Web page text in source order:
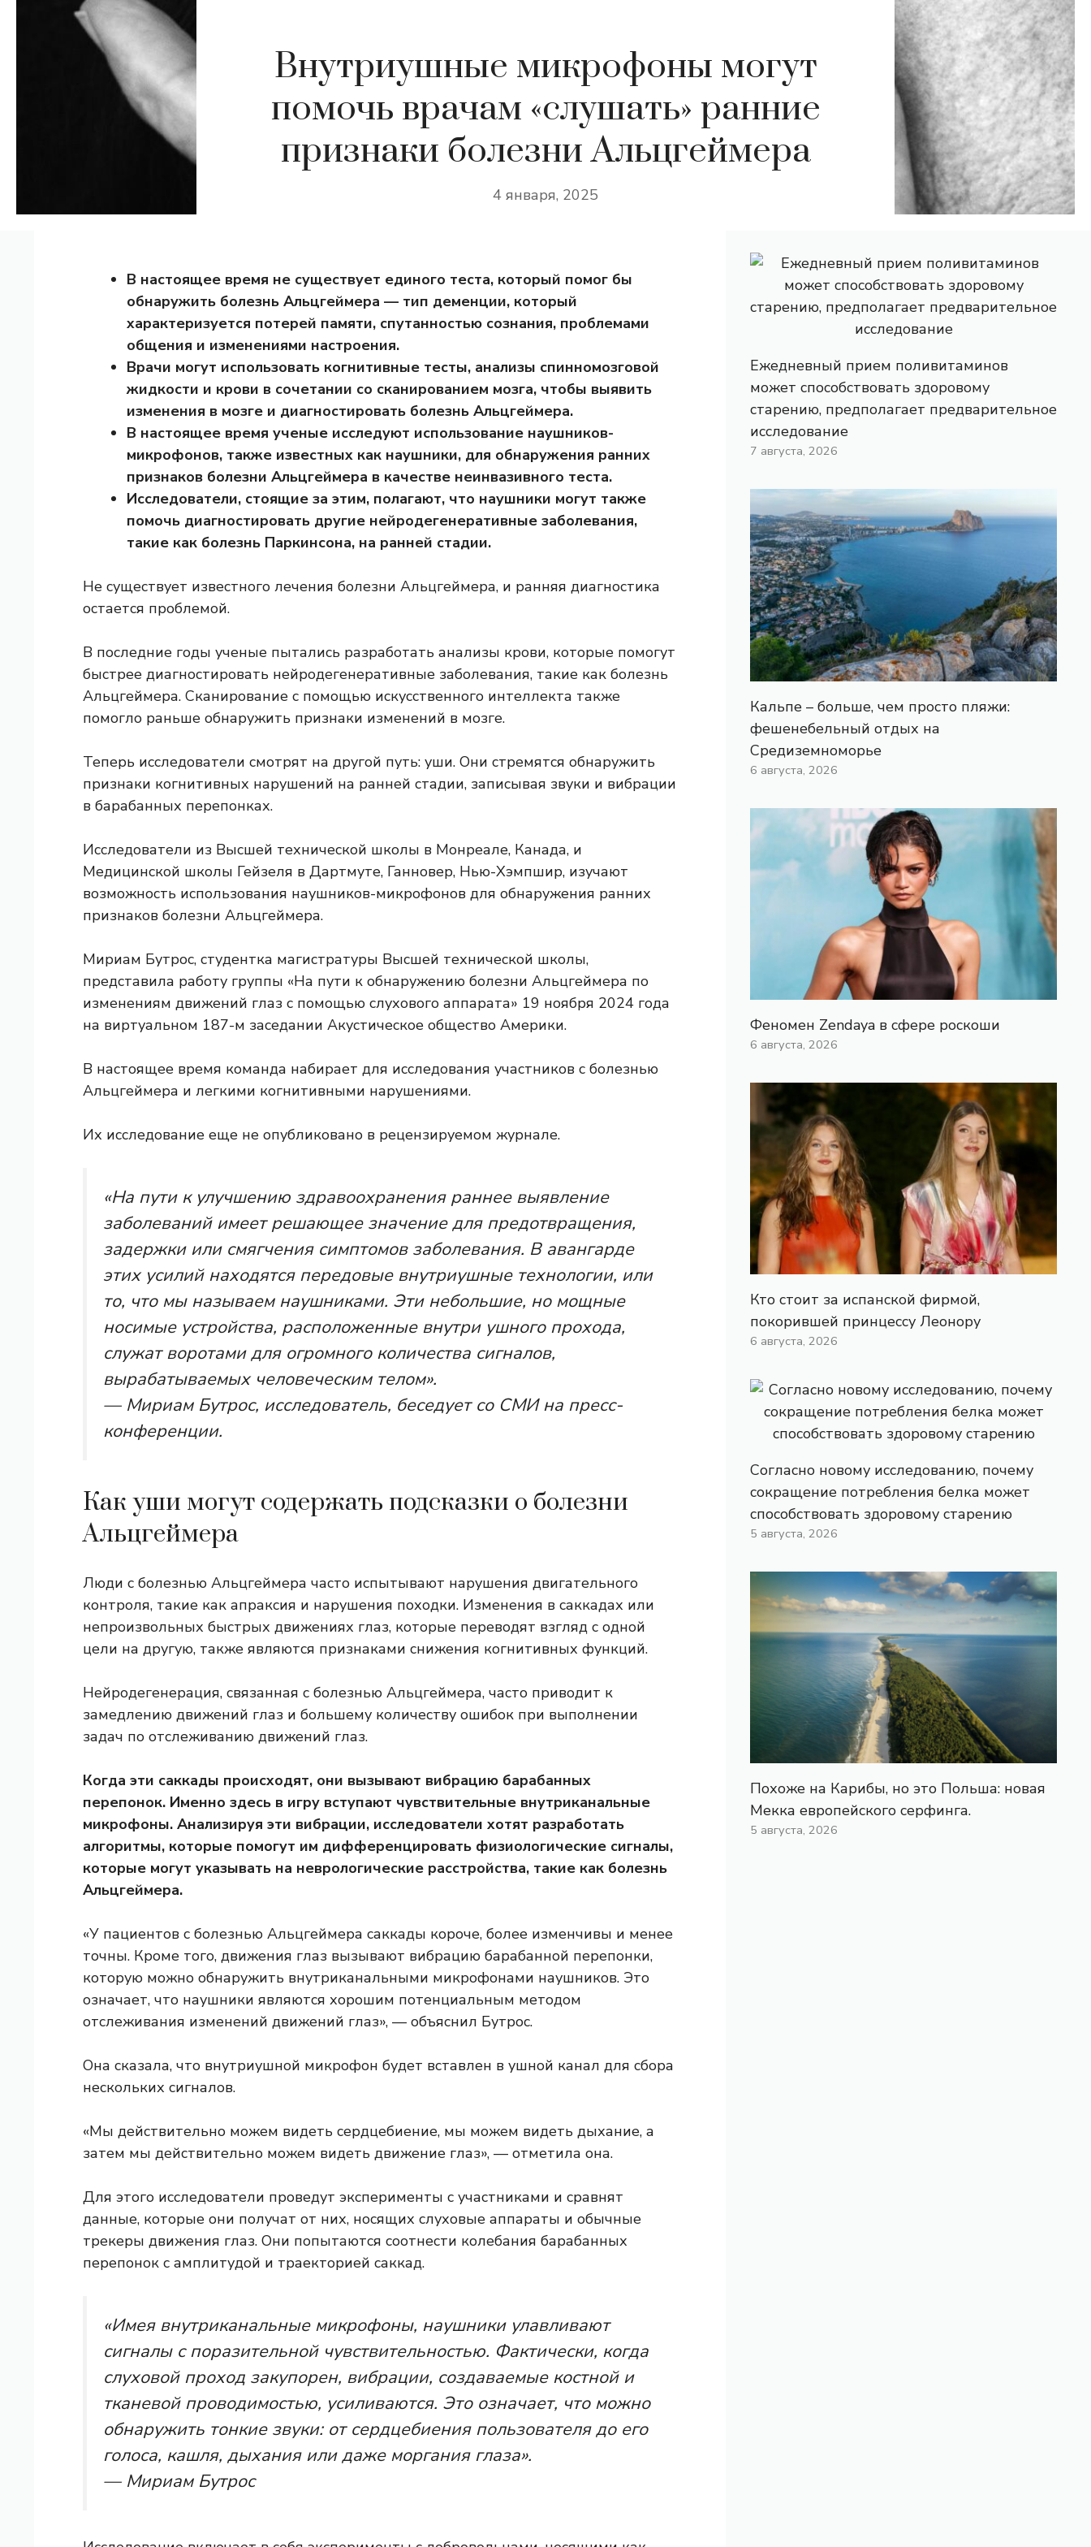
Внутриушные микрофоны могут
помочь врачам «слушать» ранние
признаки болезни Альцгеймера
4 января, 2025
В настоящее время не существует единого теста, который помог бы
обнаружить болезнь Альцгеймера — тип деменции, который
характеризуется потерей памяти, спутанностью сознания, проблемами
общения и изменениями настроения.
Врачи могут использовать когнитивные тесты, анализы спинномозговой
жидкости и крови в сочетании со сканированием мозга, чтобы выявить
изменения в мозге и диагностировать болезнь Альцгеймера.
В настоящее время ученые исследуют использование наушников-
микрофонов, также известных как наушники, для обнаружения ранних
признаков болезни Альцгеймера в качестве неинвазивного теста.
Исследователи, стоящие за этим, полагают, что наушники могут также
помочь диагностировать другие нейродегенеративные заболевания,
такие как болезнь Паркинсона, на ранней стадии.
Не существует известного лечения болезни Альцгеймера, и ранняя диагностика
остается проблемой.
В последние годы ученые пытались разработать анализы крови, которые помогут
быстрее диагностировать нейродегенеративные заболевания, такие как болезнь
Альцгеймера. Сканирование с помощью искусственного интеллекта также
помогло раньше обнаружить признаки изменений в мозге.
Теперь исследователи смотрят на другой путь: уши. Они стремятся обнаружить
признаки когнитивных нарушений на ранней стадии, записывая звуки и вибрации
в барабанных перепонках.
Исследователи из Высшей технической школы в Монреале, Канада, и
Медицинской школы Гейзеля в Дартмуте, Ганновер, Нью-Хэмпшир, изучают
возможность использования наушников-микрофонов для обнаружения ранних
признаков болезни Альцгеймера.
Мириам Бутрос, студентка магистратуры Высшей технической школы,
представила работу группы «На пути к обнаружению болезни Альцгеймера по
изменениям движений глаз с помощью слухового аппарата» 19 ноября 2024 года
на виртуальном 187-м заседании Акустическое общество Америки.
В настоящее время команда набирает для исследования участников с болезнью
Альцгеймера и легкими когнитивными нарушениями.
Их исследование еще не опубликовано в рецензируемом журнале.
«На пути к улучшению здравоохранения раннее выявление
заболеваний имеет решающее значение для предотвращения,
задержки или смягчения симптомов заболевания. В авангарде
этих усилий находятся передовые внутриушные технологии, или
то, что мы называем наушниками. Эти небольшие, но мощные
носимые устройства, расположенные внутри ушного прохода,
служат воротами для огромного количества сигналов,
вырабатываемых человеческим телом».
— Мириам Бутрос, исследователь, беседует со СМИ на пресс-
конференции.
Как уши могут содержать подсказки о болезни
Альцгеймера
Люди с болезнью Альцгеймера часто испытывают нарушения двигательного
контроля, такие как апраксия и нарушения походки. Изменения в саккадах или
непроизвольных быстрых движениях глаз, которые переводят взгляд с одной
цели на другую, также являются признаками снижения когнитивных функций.
Нейродегенерация, связанная с болезнью Альцгеймера, часто приводит к
замедлению движений глаз и большему количеству ошибок при выполнении
задач по отслеживанию движений глаз.
Когда эти саккады происходят, они вызывают вибрацию барабанных
перепонок. Именно здесь в игру вступают чувствительные внутриканальные
микрофоны. Анализируя эти вибрации, исследователи хотят разработать
алгоритмы, которые помогут им дифференцировать физиологические сигналы,
которые могут указывать на неврологические расстройства, такие как болезнь
Альцгеймера.
«У пациентов с болезнью Альцгеймера саккады короче, более изменчивы и менее
точны. Кроме того, движения глаз вызывают вибрацию барабанной перепонки,
которую можно обнаружить внутриканальными микрофонами наушников. Это
означает, что наушники являются хорошим потенциальным методом
отслеживания изменений движений глаз», — объяснил Бутрос.
Она сказала, что внутриушной микрофон будет вставлен в ушной канал для сбора
нескольких сигналов.
«Мы действительно можем видеть сердцебиение, мы можем видеть дыхание, а
затем мы действительно можем видеть движение глаз», — отметила она.
Для этого исследователи проведут эксперименты с участниками и сравнят
данные, которые они получат от них, носящих слуховые аппараты и обычные
трекеры движения глаз. Они попытаются соотнести колебания барабанных
перепонок с амплитудой и траекторией саккад.
«Имея внутриканальные микрофоны, наушники улавливают
сигналы с поразительной чувствительностью. Фактически, когда
слуховой проход закупорен, вибрации, создаваемые костной и
тканевой проводимостью, усиливаются. Это означает, что можно
обнаружить тонкие звуки: от сердцебиения пользователя до его
голоса, кашля, дыхания или даже моргания глаза».
— Мириам Бутрос
Ежедневный прием поливитаминов
может способствовать здоровому
старению, предполагает предварительное
исследование
7 августа, 2026
Кальпе – больше, чем просто пляжи:
фешенебельный отдых на
Средиземноморье
6 августа, 2026
Феномен Zendaya в сфере роскоши
6 августа, 2026
Кто стоит за испанской фирмой,
покорившей принцессу Леонору
6 августа, 2026
Согласно новому исследованию, почему
сокращение потребления белка может
способствовать здоровому старению
5 августа, 2026
Похоже на Карибы, но это Польша: новая
Мекка европейского серфинга.
5 августа, 2026